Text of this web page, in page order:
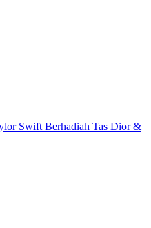
Swift Berhadiah Tas Dior &